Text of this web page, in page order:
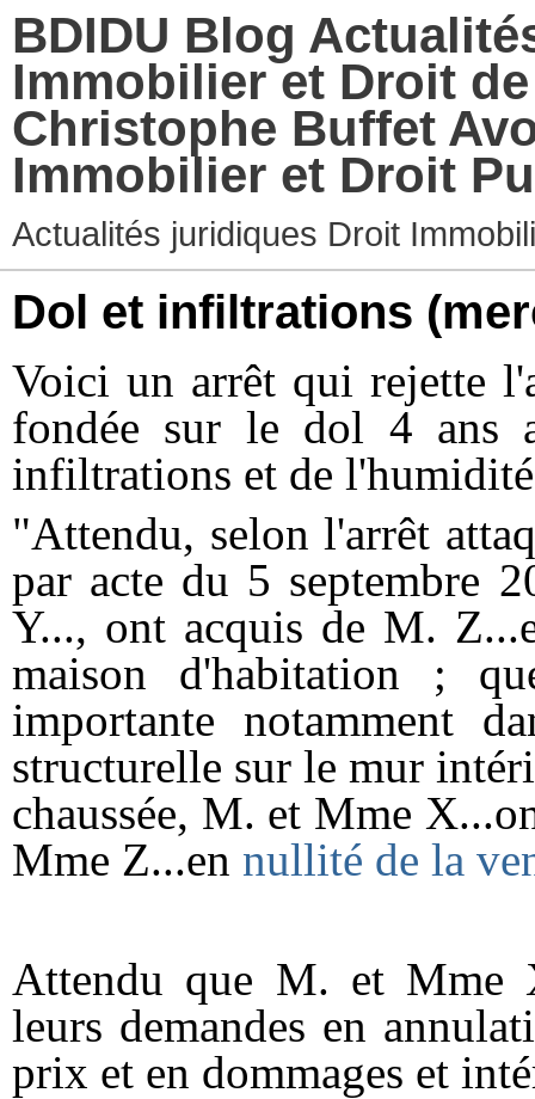
BDIDU Blog
Immobilier et Droit
Christophe Buffet
Immobilier et Droit
Actualités juridiques Droit
Dol et infiltrations
Voici un arrêt qui rejette
fondée sur le dol 4 ans
infiltrations et de
"Attendu, selon l'arrêt
par acte du 5 septembre
Y..., ont acquis de M.
maison d'habitation ;
importante notamment
structurelle sur le mur
chaussée, M. et Mme
Mme Z...en nullité de la
Attendu que M. et Mme
leurs demandes en
prix et en dommages et